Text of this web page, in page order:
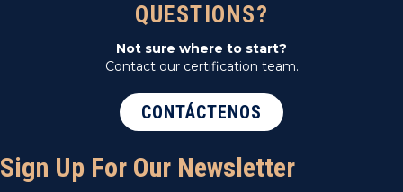
QUESTIONS?
Not sure where to start?
Contact our certification team.
CONTÁCTENOS
Sign Up For Our Newsletter